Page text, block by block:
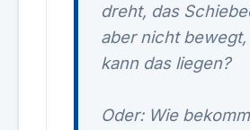
dreht, das
aber nicht
kann das liegen?
Oder: Wie